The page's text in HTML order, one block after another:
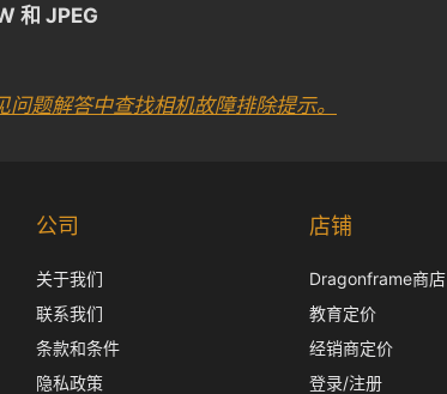
和 JPEG
问题解答中查找相机故障排除提示。
公司
关于我们
联系我们
条款和条件
隐私政策
店铺
Dragonframe商店
教育定价
经销商定价
登录/注册